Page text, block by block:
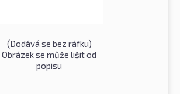
(Dodává se bez ráfku)
Obrázek se může lišit od
popisu